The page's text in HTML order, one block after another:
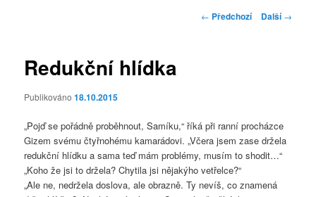
Navigace
← Předchozí Další→
Redukční hlídka
Publikováno18.10.2015
„Pojď se pořádně proběhnout, Samíku,“ říká při ranní procházce
Gizem svému čtyřnohému kamarádovi. „Včera jsem zase držela
redukční hlídku a sama teď mám problémy, musím to shodit…“
„Koho že jsi to držela? Chytila jsi nějakýho vetřelce?“
„Ale ne, nedržela doslova, ale obrazně. Ty nevíš, co znamená